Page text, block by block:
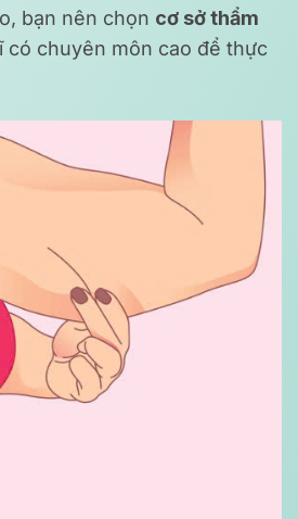
bạn nên chọn cơ sở thẩm
có chuyên môn cao để thực